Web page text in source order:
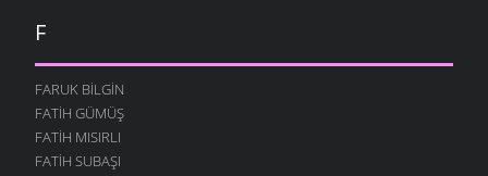
F
FARUK BILGIN
FATIH GÜMÜŞ
FATIH MISIRLI
FATIH SUBAŞI